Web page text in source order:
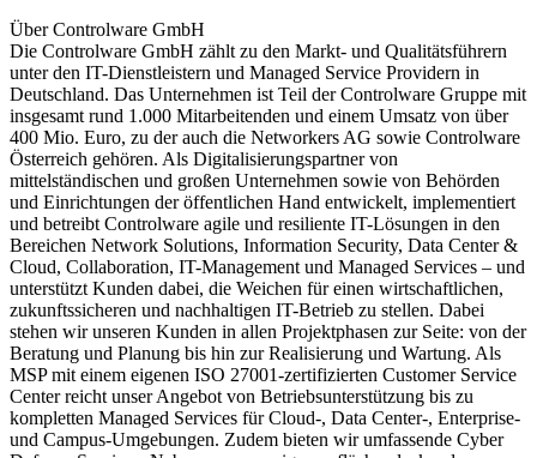
Über Controlware GmbH
Die Controlware GmbH zählt zu den Markt- und Qualitätsführern
unter den IT-Dienstleistern und Managed Service Providern in
Deutschland. Das Unternehmen ist Teil der Controlware Gruppe mit
insgesamt rund 1.000 Mitarbeitenden und einem Umsatz von über
400 Mio. Euro, zu der auch die Networkers AG sowie Controlware
Österreich gehören. Als Digitalisierungspartner von
mittelständischen und großen Unternehmen sowie von Behörden
und Einrichtungen der öffentlichen Hand entwickelt, implementiert
und betreibt Controlware agile und resiliente IT-Lösungen in den
Bereichen Network Solutions, Information Security, Data Center &
Cloud, Collaboration, IT-Management und Managed Services – und
unterstützt Kunden dabei, die Weichen für einen wirtschaftlichen,
zukunftssicheren und nachhaltigen IT-Betrieb zu stellen. Dabei
stehen wir unseren Kunden in allen Projektphasen zur Seite: von der
Beratung und Planung bis hin zur Realisierung und Wartung. Als
MSP mit einem eigenen ISO 27001-zertifizierten Customer Service
Center reicht unser Angebot von Betriebsunterstützung bis zu
kompletten Managed Services für Cloud-, Data Center-, Enterprise-
und Campus-Umgebungen. Zudem bieten wir umfassende Cyber